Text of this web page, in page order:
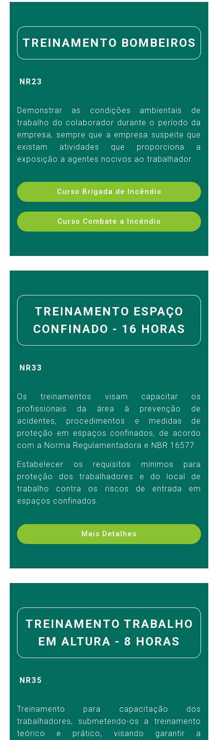
TREINAMENTO BOMBEIROS
NR23
Demonstrar as condições ambientais de
trabalho do colaborador durante o período da
empresa, sempre que a empresa suspeite que
existam atividades que proporciona a
exposição a agentes nocivos ao trabalhador.
Curso Brigada de Incêndio
Curso Combate a Incêndio
TREINAMENTO ESPAÇO
CONFINADO - 16 HORAS
NR33
Os treinamentos visam capacitar os
profissionais da área à prevenção de
acidentes, procedimentos e medidas de
proteção em espaços confinados, de acordo
com a Norma Regulamentadora e NBR 16577.
Estabelecer os requisitos mínimos para
proteção dos trabalhadores e do local de
trabalho contra os riscos de entrada em
espaços confinados.
Mais Detalhes
TREINAMENTO TRABALHO
EM ALTURA - 8 HORAS
NR35
Treinamento para capacitação dos
trabalhadores, submetendo-os a treinamento
teórico e prático, visando garantir a